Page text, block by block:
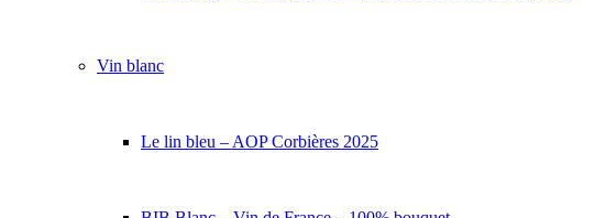
Vin blanc
Le lin bleu – AOP Corbières 2025